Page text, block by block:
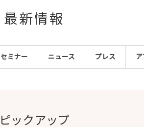
最新情報
セミナー ニュース プレス
ピックアップ